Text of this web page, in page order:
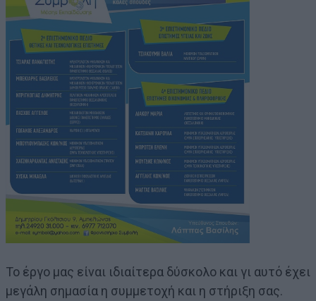
Το έργο μας είναι ιδιαίτερα δύσκολο και γι αυτό έχει
μεγάλη σημασία η συμμετοχή και η στήριξη σας.